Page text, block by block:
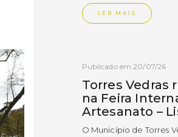
LER MAIS
Publicado em 20/07/26
Torres Vedras
na Feira
Artesanato –
O Município de Torres